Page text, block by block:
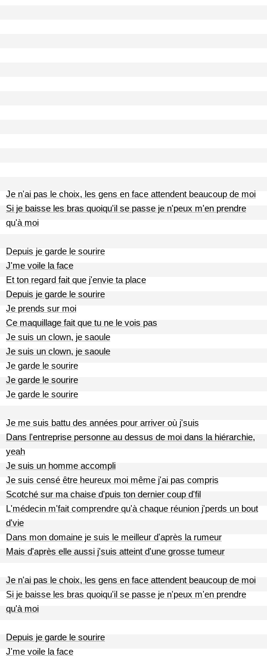
Je n'ai pas le choix, les gens en face attendent beaucoup de moi
Si je baisse les bras quoiqu'il se passe je n'peux m'en prendre
qu'à moi
Depuis je garde le sourire
J'me voile la face
Et ton regard fait que j'envie ta place
Depuis je garde le sourire
Je prends sur moi
Ce maquillage fait que tu ne le vois pas
Je suis un clown, je saoule
Je suis un clown, je saoule
Je garde le sourire
Je garde le sourire
Je garde le sourire
Je me suis battu des années pour arriver où j'suis
Dans l'entreprise personne au dessus de moi dans la hiérarchie,
yeah
Je suis un homme accompli
Je suis censé être heureux moi même j'ai pas compris
Scotché sur ma chaise d'puis ton dernier coup d'fil
L'médecin m'fait comprendre qu'à chaque réunion j'perds un bout
d'vie
Dans mon domaine je suis le meilleur d'après la rumeur
Mais d'après elle aussi j'suis atteint d'une grosse tumeur
Je n'ai pas le choix, les gens en face attendent beaucoup de moi
Si je baisse les bras quoiqu'il se passe je n'peux m'en prendre
qu'à moi
Depuis je garde le sourire
J'me voile la face